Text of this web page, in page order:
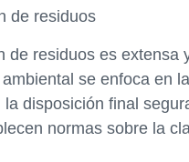
de residuos
residuos es extensa
se enfoca en
disposición final
normas sobre la